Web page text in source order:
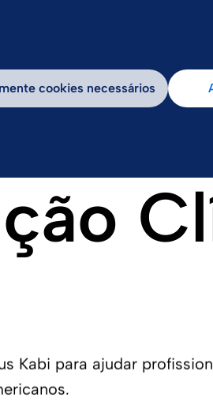
Trabalhe conosco
Kabi para ajudar
cookies necessários